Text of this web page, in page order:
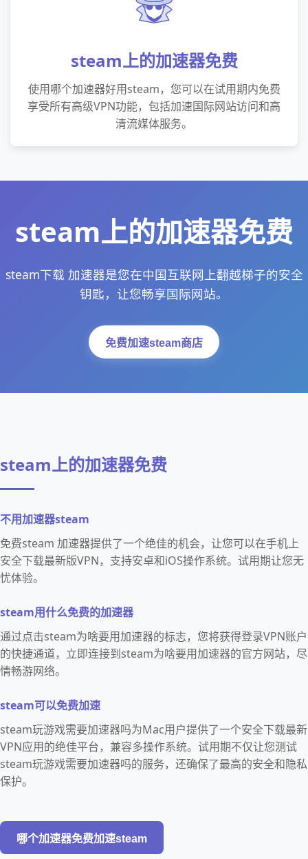
steam上的加速器免费
使用哪个加速器好用steam，您可以在试用期内免费
享受所有高级VPN功能，包括加速国际网站访问和高
清流媒体服务。
steam上的加速器免费
steam下载 加速器是您在中国互联网上翻越梯子的安全
钥匙，让您畅享国际网站。
免费加速steam商店
steam上的加速器免费
不用加速器steam
免费steam 加速器提供了一个绝佳的机会，让您可以在手机上
安全下载最新版VPN，支持安卓和iOS操作系统。试用期让您无
忧体验。
steam用什么免费的加速器
通过点击steam为啥要用加速器的标志，您将获得登录VPN账户
的快捷通道，立即连接到steam为啥要用加速器的官方网站，尽
情畅游网络。
steam可以免费加速
steam玩游戏需要加速器吗为Mac用户提供了一个安全下载最新
VPN应用的绝佳平台，兼容多操作系统。试用期不仅让您测试
steam玩游戏需要加速器吗的服务，还确保了最高的安全和隐私
保护。
哪个加速器免费加速steam